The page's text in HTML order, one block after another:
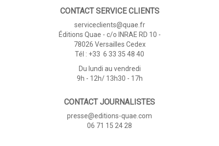
CONTACT SERVICE CLIENTS
serviceclients@quae.fr
Éditions Quae - c/o INRAE RD 10 -
78026 Versailles Cedex
Tél : +33 6 33 35 48 40
Du lundi au vendredi
9h - 12h/ 13h30 - 17h
CONTACT JOURNALISTES
presse@editions-quae.com
06 71 15 24 28